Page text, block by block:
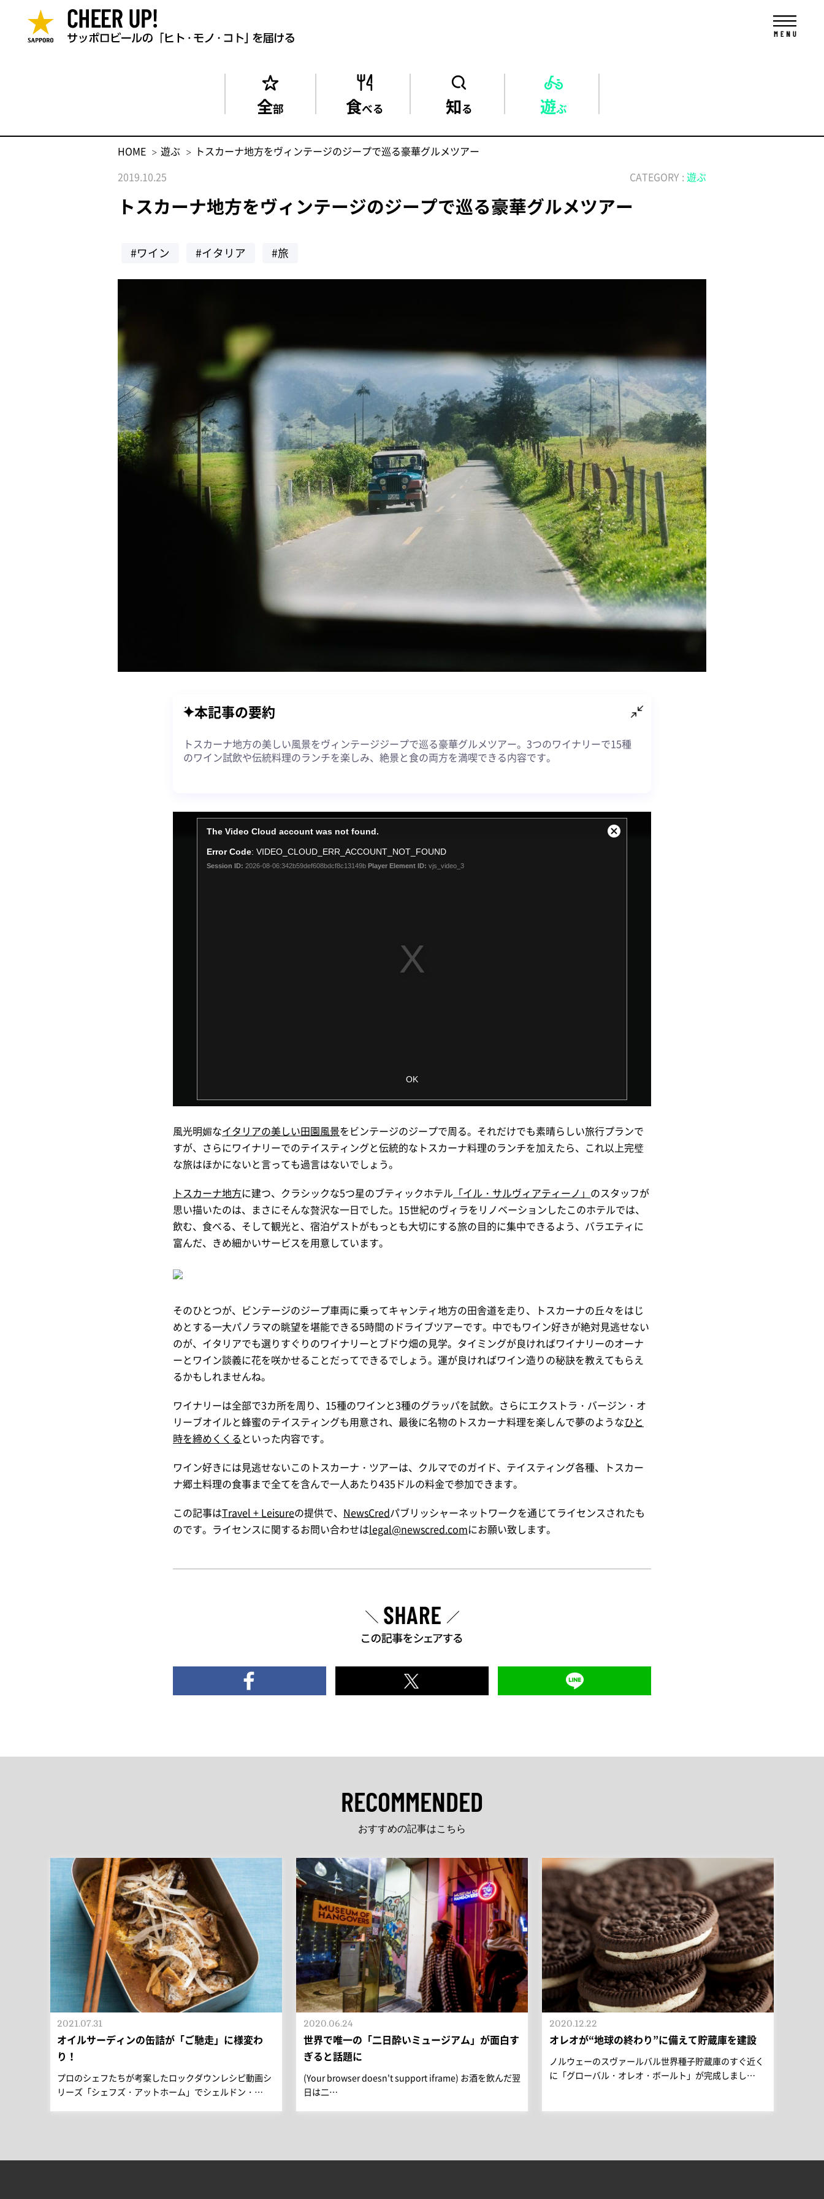
全部 食べる 知る 遊ぶ
HOME 遊ぶ
トスカーナ地方をヴィンテージのジープで巡る豪華グルメツアー
2019.10.25
CATEGORY : 遊ぶ
トスカーナ地方をヴィンテージのジープで巡る豪華グルメツアー
#ワイン #イタリア #旅
本記事の要約
トスカーナ地方の美しい風景をヴィンテージジープで巡る豪華グルメツアー。3つのワイナリーで15種
のワイン試飲や伝統料理のランチを楽しみ、絶景と食の両方を満喫できる内容です。
風光明媚なイタリアの美しい田園風景をビンテージのジープで周る。それだけでも素晴らしい旅行プランで
すが、さらにワイナリーでのテイスティングと伝統的なトスカーナ料理のランチを加えたら、これ以上完璧
な旅はほかにないと言っても過言はないでしょう。
トスカーナ地方に建つ、クラシックな5つ星のブティックホテル 「イル・サルヴィアティーノ」 のスタッフが
思い描いたのは、まさにそんな贅沢な一日でした。15世紀のヴィラをリノベーションしたこのホテルでは、
飲む、食べる、そして観光と、宿泊ゲストがもっとも大切にする旅の目的に集中できるよう、バラエティに
富んだ、きめ細かいサービスを用意しています。
そのひとつが、ビンテージのジープ車両に乗ってキャンティ地方の田舎道を走り、トスカーナの丘々をはじ
めとする一大パノラマの眺望を堪能できる5時間のドライブツアーです。中でもワイン好きが絶対見逃せない
のが、イタリアでも選りすぐりのワイナリーとブドウ畑の見学。タイミングが良ければワイナリーのオーナ
ーとワイン談義に花を咲かせることだってできるでしょう。運が良ければワイン造りの秘訣を教えてもらえ
るかもしれませんね。
ワイナリーは全部で3カ所を周り、15種のワインと3種のグラッパを試飲。さらにエクストラ・バージン・オ
リーブオイルと蜂蜜のテイスティングも用意され、最後に名物のトスカーナ料理を楽しんで夢のようなひと
時を締めくくる といった内容です。
ワイン好きには見逃せないこのトスカーナ・ツアーは、クルマでのガイド、テイスティング各種、トスカー
ナ郷土料理の食事まで全てを含んで一人あたり435ドルの料金で参加できます。
この記事はTravel + Leisureの提供で、 NewsCredパブリッシャーネットワークを通じてライセンスされたも
のです。ライセンスに関するお問い合わせはlegal@newscred.comにお願い致します。
RECOMMENDED
おすすめの記事はこちら
オイルサーディンの缶詰が「ご馳走」に様変わ
り！
2021.07.31
プロのシェフたちが考案したロックダウンレシピ動画シ
リーズ「シェフズ・アットホーム」でシェルドン・…
世界で唯一の「二日酔いミュージアム」が面白す
ぎると話題に
2020.06.24
(Your browser doesn't support iframe) お酒を飲んだ翌
日は二…
オレオが“地球の終わり”に備えて貯蔵庫を建設
2020.12.22
ノルウェーのスヴァールバル世界種子貯蔵庫のすぐ近く
に「グローバル・オレオ・ボールト」が完成しまし…